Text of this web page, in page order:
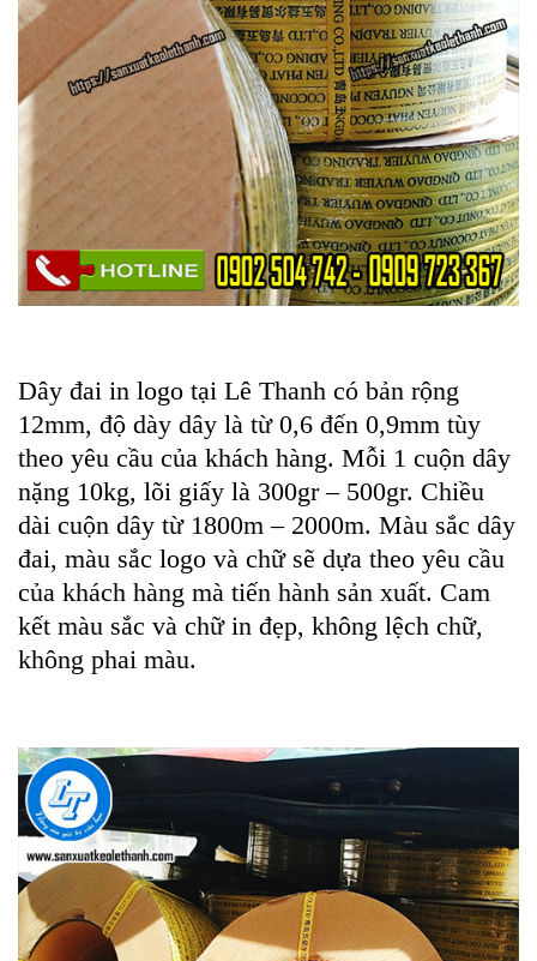
Dây đai in logo tại Lê Thanh có bản rộng
12mm, độ dày dây là từ 0,6 đến 0,9mm tùy
theo yêu cầu của khách hàng. Mỗi 1 cuộn dây
nặng 10kg, lõi giấy là 300gr – 500gr. Chiều
dài cuộn dây từ 1800m – 2000m. Màu sắc dây
đai, màu sắc logo và chữ sẽ dựa theo yêu cầu
của khách hàng mà tiến hành sản xuất. Cam
kết màu sắc và chữ in đẹp, không lệch chữ,
không phai màu.